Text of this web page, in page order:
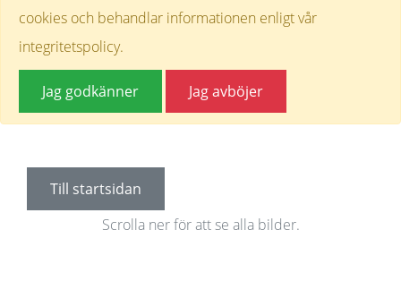
cookies och behandlar informationen enligt vår
integritetspolicy.
Jag godkänner Jag avböjer
Till startsidan
Scrolla ner för att se alla bilder.